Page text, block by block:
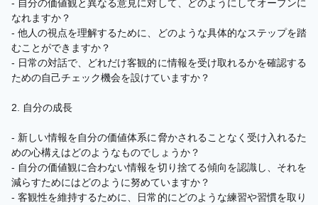
- 自分の価値観と異なる意見に対して、どのようにしてオープンに
なれますか？
- 他人の視点を理解するために、どのような具体的なステップを踏
むことができますか？
- 日常の対話で、どれだけ客観的に情報を受け取れるかを確認する
ための自己チェック機会を設けていますか？
2. 自分の成長
- 新しい情報を自分の価値体系に脅かされることなく受け入れるた
めの心構えはどのようなものでしょうか？
- 自分の価値観に合わない情報を切り捨てる傾向を認識し、それを
減らすためにはどのように努めていますか？
- 客観性を維持するために、日常的にどのような練習や習慣を取り